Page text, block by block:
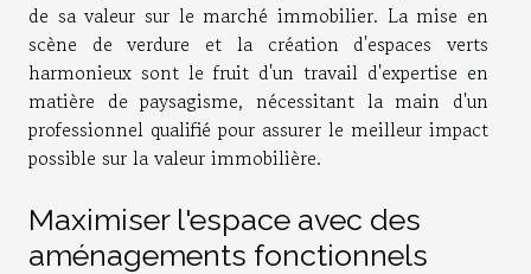
de sa valeur sur le marché immobilier. La mise en
scène de verdure et la création d'espaces verts
harmonieux sont le fruit d'un travail d'expertise en
matière de paysagisme, nécessitant la main d'un
professionnel qualifié pour assurer le meilleur impact
possible sur la valeur immobilière.
Maximiser l'espace avec des
aménagements fonctionnels